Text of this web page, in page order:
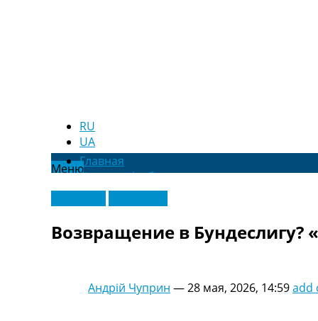
RU
UA
МенюГлавная
Новости футбола
Видео
Трансферы
Новости футбола Украины
Последние комментарии
Рейтинги
Возвращение в Бундеслигу?
Андрій Чуприн —28 мая, 2026, 14:59add